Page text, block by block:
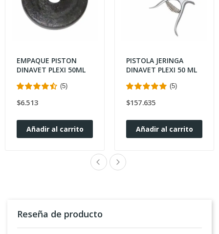
EMPAQUE PISTON
DINAVET PLEXI 50ML
(5)
$6.513
Añadir al carrito
PISTOLA JERINGA
DINAVET PLEXI 50 ML
(5)
$157.635
Añadir al carrito
Reseña de producto